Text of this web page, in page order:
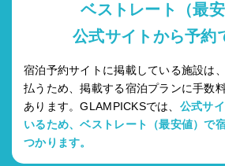
ベストレート（最
公式サイトから予約
宿泊予約サイトに掲載している施設は
払うため、掲載する宿泊プランに手数
あります。GLAMPICKSでは、 公式サ
いるため、ベストレート（最安値）で
つかります。